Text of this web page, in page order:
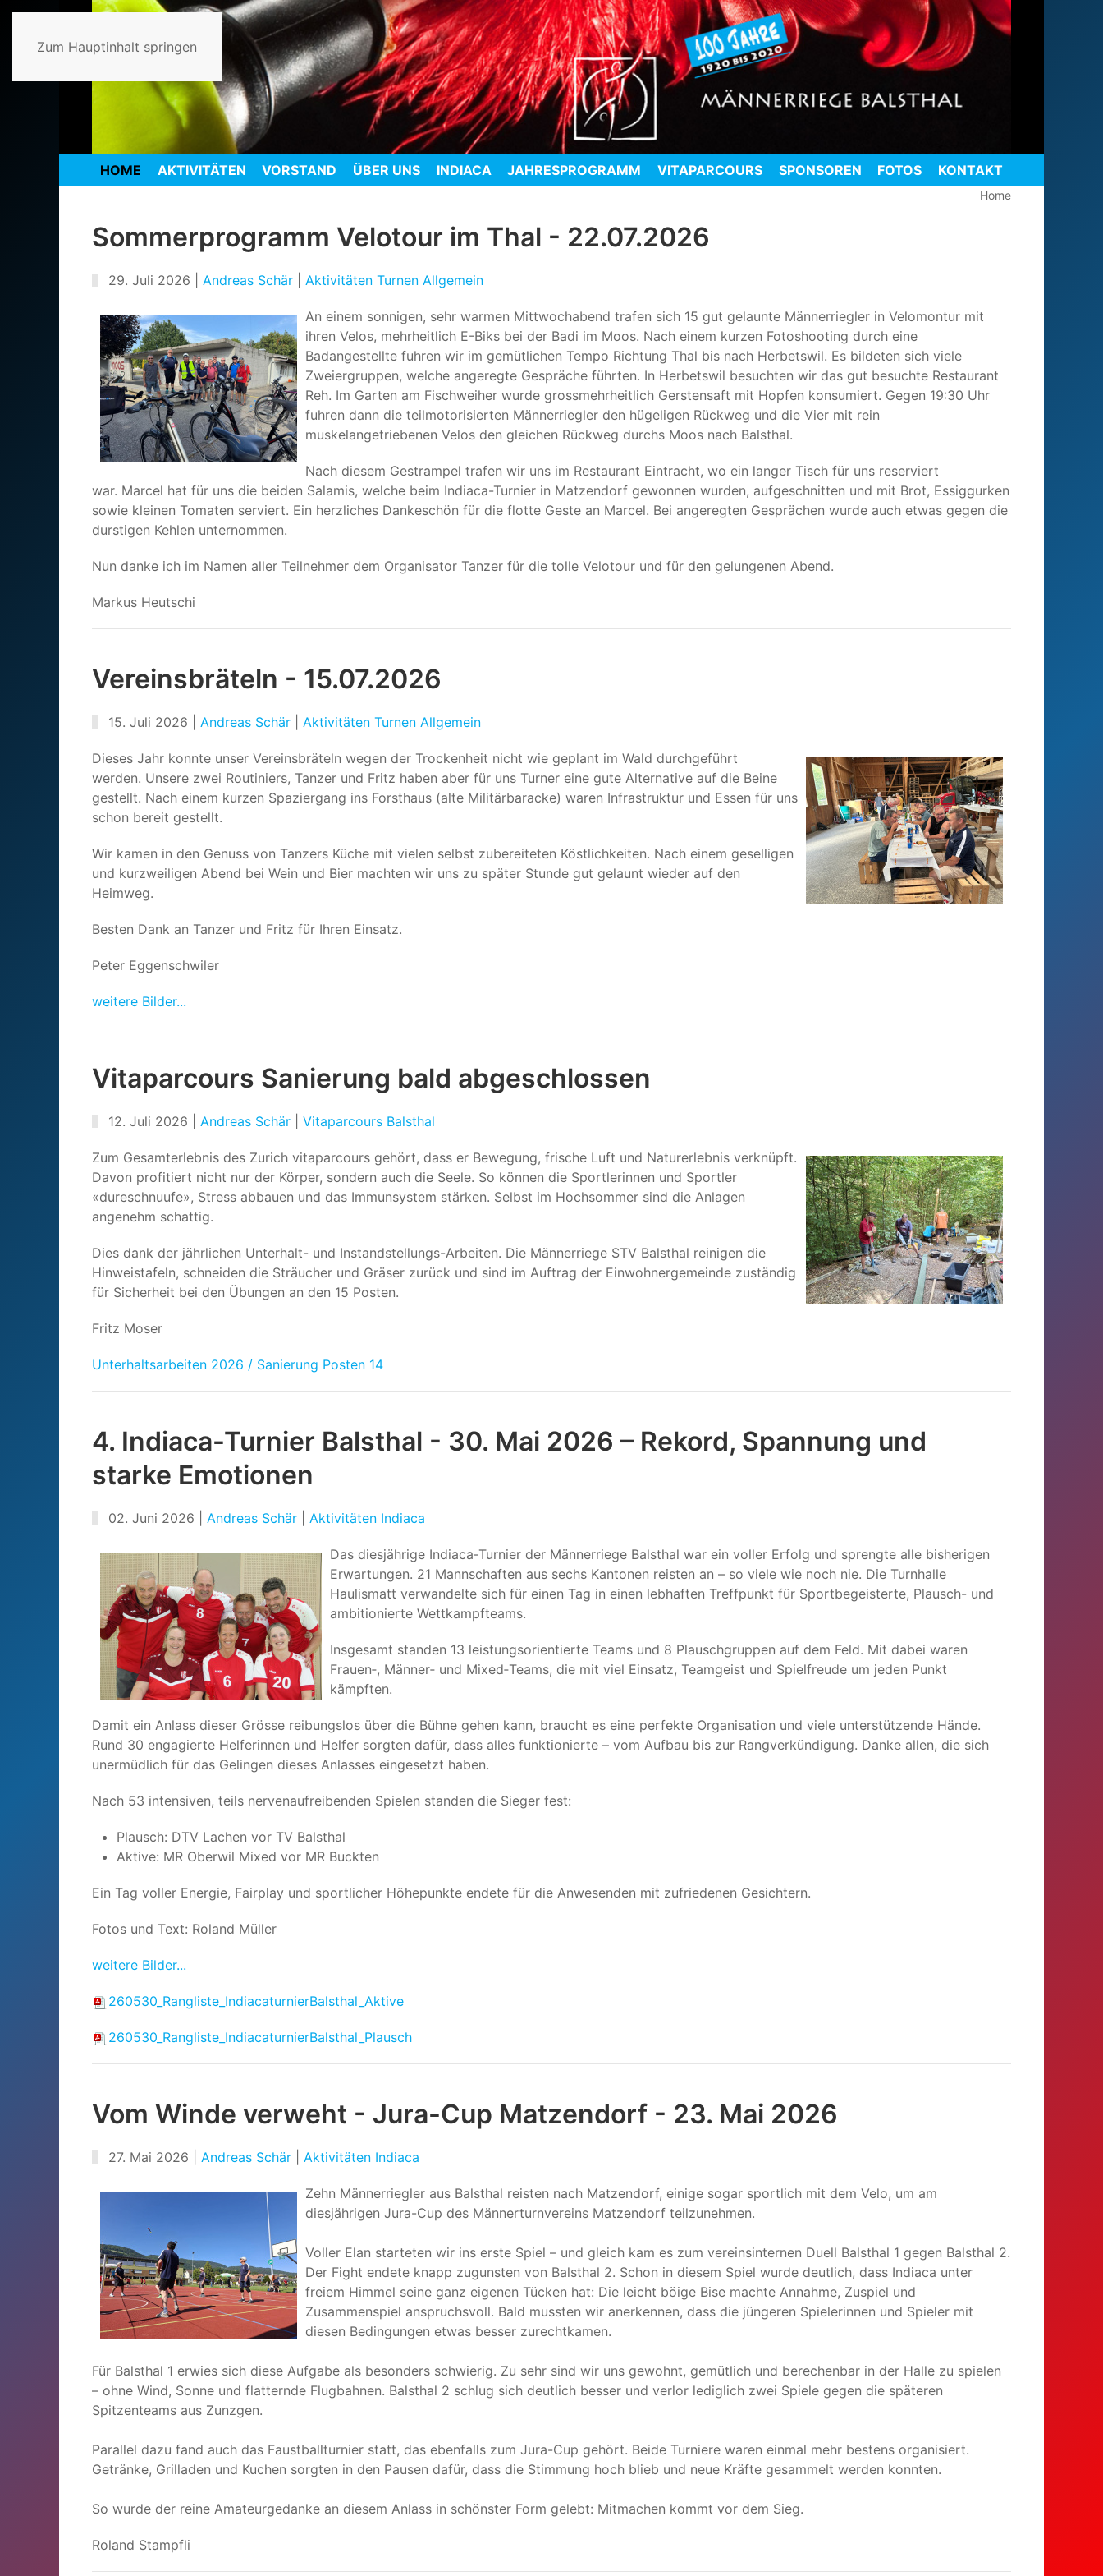
Zum Hauptinhalt springen
HOME AKTIVITÄTEN VORSTAND ÜBER UNS INDIACA JAHRESPROGRAMM VITAPARCOURS SPONSOREN FOTOS KONTAKT
Home
Sommerprogramm Velotour im Thal - 22.07.2026
29. Juli 2026 Andreas Schär| Aktivitäten Turnen Allgemein
An einem sonnigen, sehr warmen Mittwochabend trafen sich 15 gut gelaunte Männerriegler in Velomontur mit
ihren Velos, mehrheitlich E-Biks bei der Badi im Moos. Nach einem kurzen Fotoshooting durch eine
Badangestellte fuhren wir im gemütlichen Tempo Richtung Thal bis nach Herbetswil. Es bildeten sich viele
Zweiergruppen, welche angeregte Gespräche führten. In Herbetswil besuchten wir das gut besuchte Restaurant
Reh. Im Garten am Fischweiher wurde grossmehrheitlich Gerstensaft mit Hopfen konsumiert. Gegen 19:30 Uhr
fuhren dann die teilmotorisierten Männerriegler den hügeligen Rückweg und die Vier mit rein
muskelangetriebenen Velos den gleichen Rückweg durchs Moos nach Balsthal.
Nach diesem Gestrampel trafen wir uns im Restaurant Eintracht, wo ein langer Tisch für uns reserviert
war. Marcel hat für uns die beiden Salamis, welche beim Indiaca-Turnier in Matzendorf gewonnen wurden, aufgeschnitten und mit Brot, Essiggurken
sowie kleinen Tomaten serviert. Ein herzliches Dankeschön für die flotte Geste an Marcel. Bei angeregten Gesprächen wurde auch etwas gegen die
durstigen Kehlen unternommen.
Nun danke ich im Namen aller Teilnehmer dem Organisator Tanzer für die tolle Velotour und für den gelungenen Abend.
Markus Heutschi
Vereinsbräteln - 15.07.2026
15. Juli 2026 Andreas Schär| Aktivitäten Turnen Allgemein
Dieses Jahr konnte unser Vereinsbräteln wegen der Trockenheit nicht wie geplant im Wald durchgeführt
werden. Unsere zwei Routiniers, Tanzer und Fritz haben aber für uns Turner eine gute Alternative auf die Beine
gestellt. Nach einem kurzen Spaziergang ins Forsthaus (alte Militärbaracke) waren Infrastruktur und Essen für uns
schon bereit gestellt.
Wir kamen in den Genuss von Tanzers Küche mit vielen selbst zubereiteten Köstlichkeiten. Nach einem geselligen
und kurzweiligen Abend bei Wein und Bier machten wir uns zu später Stunde gut gelaunt wieder auf den
Heimweg.
Besten Dank an Tanzer und Fritz für Ihren Einsatz.
Peter Eggenschwiler
weitere Bilder...
Vitaparcours Sanierung bald abgeschlossen
12. Juli 2026 Andreas Schär| Vitaparcours Balsthal
Zum Gesamterlebnis des Zurich vitaparcours gehört, dass er Bewegung, frische Luft und Naturerlebnis verknüpft.
Davon profitiert nicht nur der Körper, sondern auch die Seele. So können die Sportlerinnen und Sportler
«dureschnuufe», Stress abbauen und das Immunsystem stärken. Selbst im Hochsommer sind die Anlagen
angenehm schattig.
Dies dank der jährlichen Unterhalt- und Instandstellungs-Arbeiten. Die Männerriege STV Balsthal reinigen die
Hinweistafeln, schneiden die Sträucher und Gräser zurück und sind im Auftrag der Einwohnergemeinde zuständig
für Sicherheit bei den Übungen an den 15 Posten.
Fritz Moser
Unterhaltsarbeiten 2026 / Sanierung Posten 14
4. Indiaca-Turnier Balsthal - 30. Mai 2026 – Rekord, Spannung und
starke Emotionen
02. Juni 2026 Andreas Schär| Aktivitäten Indiaca
Das diesjährige Indiaca‑Turnier der Männerriege Balsthal war ein voller Erfolg und sprengte alle bisherigen
Erwartungen. 21 Mannschaften aus sechs Kantonen reisten an – so viele wie noch nie. Die Turnhalle
Haulismatt verwandelte sich für einen Tag in einen lebhaften Treffpunkt für Sportbegeisterte, Plausch- und
ambitionierte Wettkampfteams.
Insgesamt standen 13 leistungsorientierte Teams und 8 Plauschgruppen auf dem Feld. Mit dabei waren
Frauen‑, Männer‑ und Mixed‑Teams, die mit viel Einsatz, Teamgeist und Spielfreude um jeden Punkt
kämpften.
Damit ein Anlass dieser Grösse reibungslos über die Bühne gehen kann, braucht es eine perfekte Organisation und viele unterstützende Hände.
Rund 30 engagierte Helferinnen und Helfer sorgten dafür, dass alles funktionierte – vom Aufbau bis zur Rangverkündigung. Danke allen, die sich
unermüdlich für das Gelingen dieses Anlasses eingesetzt haben.
Nach 53 intensiven, teils nervenaufreibenden Spielen standen die Sieger fest:
Plausch: DTV Lachen vor TV Balsthal
Aktive: MR Oberwil Mixed vor MR Buckten
Ein Tag voller Energie, Fairplay und sportlicher Höhepunkte endete für die Anwesenden mit zufriedenen Gesichtern.
Fotos und Text: Roland Müller
weitere Bilder...
260530_Rangliste_IndiacaturnierBalsthal_Aktive
260530_Rangliste_IndiacaturnierBalsthal_Plausch
Vom Winde verweht - Jura-Cup Matzendorf - 23. Mai 2026
27. Mai 2026 Andreas Schär| Aktivitäten Indiaca
Zehn Männerriegler aus Balsthal reisten nach Matzendorf, einige sogar sportlich mit dem Velo, um am
diesjährigen Jura-Cup des Männerturnvereins Matzendorf teilzunehmen.
Voller Elan starteten wir ins erste Spiel – und gleich kam es zum vereinsinternen Duell Balsthal 1 gegen Balsthal 2.
Der Fight endete knapp zugunsten von Balsthal 2. Schon in diesem Spiel wurde deutlich, dass Indiaca unter
freiem Himmel seine ganz eigenen Tücken hat: Die leicht böige Bise machte Annahme, Zuspiel und
Zusammenspiel anspruchsvoll. Bald mussten wir anerkennen, dass die jüngeren Spielerinnen und Spieler mit
diesen Bedingungen etwas besser zurechtkamen.
Für Balsthal 1 erwies sich diese Aufgabe als besonders schwierig. Zu sehr sind wir uns gewohnt, gemütlich und berechenbar in der Halle zu spielen
– ohne Wind, Sonne und flatternde Flugbahnen. Balsthal 2 schlug sich deutlich besser und verlor lediglich zwei Spiele gegen die späteren
Spitzenteams aus Zunzgen.
Parallel dazu fand auch das Faustballturnier statt, das ebenfalls zum Jura-Cup gehört. Beide Turniere waren einmal mehr bestens organisiert.
Getränke, Grilladen und Kuchen sorgten in den Pausen dafür, dass die Stimmung hoch blieb und neue Kräfte gesammelt werden konnten.
So wurde der reine Amateurgedanke an diesem Anlass in schönster Form gelebt: Mitmachen kommt vor dem Sieg.
Roland Stampfli